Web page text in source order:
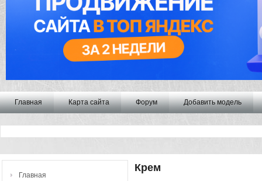
Главная Карта сайта Форум Добавить модель
Главная
Крем